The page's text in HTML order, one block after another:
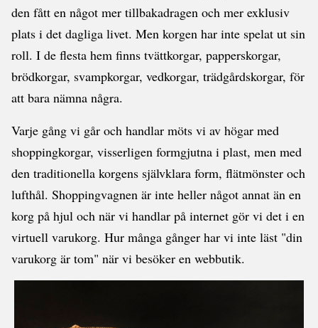
den fått en något mer tillbakadragen och mer exklusiv
plats i det dagliga livet. Men korgen har inte spelat ut sin
roll. I de flesta hem finns tvättkorgar, papperskorgar,
brödkorgar, svampkorgar, vedkorgar, trädgårdskorgar, för
att bara nämna några.
Varje gång vi går och handlar möts vi av högar med
shoppingkorgar, visserligen formgjutna i plast, men med
den traditionella korgens självklara form, flätmönster och
lufthål. Shoppingvagnen är inte heller något annat än en
korg på hjul och när vi handlar på internet gör vi det i en
virtuell varukorg. Hur många gånger har vi inte läst "din
varukorg är tom" när vi besöker en webbutik.